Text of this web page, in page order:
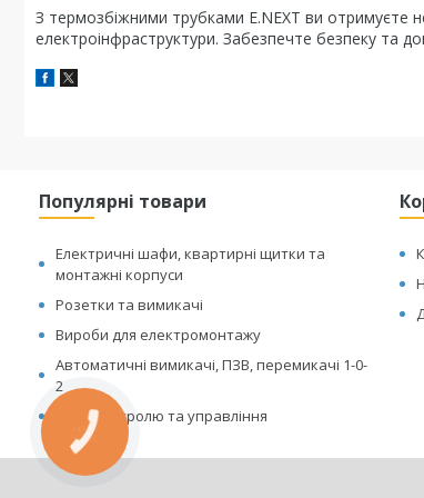
З термозбіжними трубками E.NEXT ви отримуєте
електроінфраструктури. Забезпечте безпеку та
Популярні товари
Електричні шафи, квартирні щитки та
монтажні корпуси
Розетки та вимикачі
Вироби для електромонтажу
Автоматичні вимикачі, ПЗВ, перемикачі 1-0-
2
Реле контролю та управління
КНОПКА
ЗВ'ЯЗКУ